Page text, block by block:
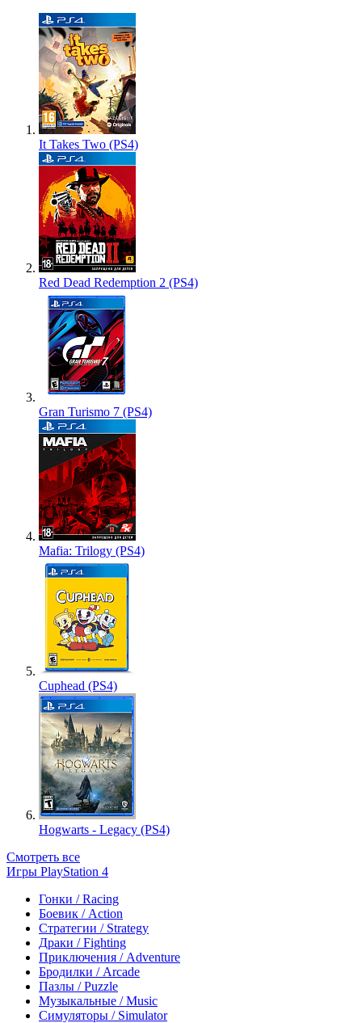
It Takes Two (PS4)
Red Dead Redemption 2 (PS4)
Gran Turismo 7 (PS4)
Mafia: Trilogy (PS4)
Cuphead (PS4)
Hogwarts - Legacy (PS4)
Смотреть все
Игры PlayStation 4
Гонки / Racing
Боевик / Action
Стратегии / Strategy
Драки / Fighting
Приключения / Adventure
Бродилки / Arcade
Пазлы / Puzzle
Музыкальные / Music
Симуляторы / Simulator